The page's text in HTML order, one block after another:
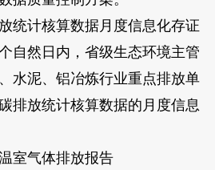
计核算数据月度信息化存证
然日内，省级生态环境主管
水泥、铝冶炼行业重点排放单
排放统计核算数据的月度信息
气体排放报告